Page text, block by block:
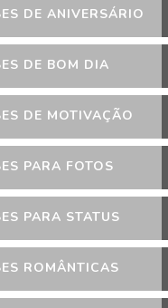
DE ANIVERSÁRIO
DE BOM DIA
DE MOTIVAÇÃO
PARA FOTOS
PARA STATUS
ROMÂNTICAS